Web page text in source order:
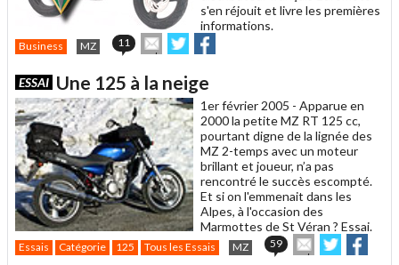
s'en réjouit et livre les premières
informations.
Business MZ 11
Envoyer
cet
un
ami
Partager
sur sur
ESSAI Une 125 à la neige
1er février 2005 - Apparue en
2000 la petite MZ RT 125 cc,
pourtant digne de la lignée des
MZ 2-temps avec un moteur
brillant et joueur, n’a pas
rencontré le succès escompté.
Et si on l'emmenait dans les
Alpes, à l'occasion des
Marmottes de St Véran ? Essai.
Essais Catégorie 125 Tous les Essais MZ 59
Envoyer
cet
Partager
sur sur